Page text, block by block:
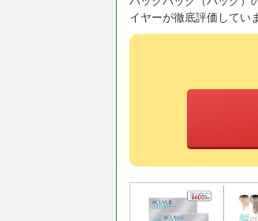
イヤーが徹底評価してい